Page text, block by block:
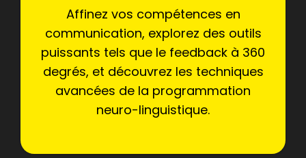
Affinez vos compétences en
communication, explorez des outils
puissants tels que le feedback à 360
degrés, et découvrez les techniques
avancées de la programmation
neuro-linguistique.